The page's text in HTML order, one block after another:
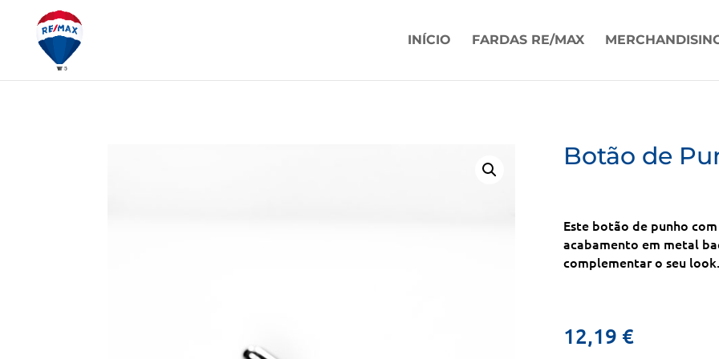
INÍCIO FARDAS RE/MAX
Botão de
Este botão de punho
acabamento em metal
complementar o seu look.
12,19 €